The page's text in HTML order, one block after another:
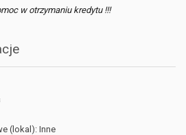
w otrzymaniu kredytu !!!
(lokal): Inne